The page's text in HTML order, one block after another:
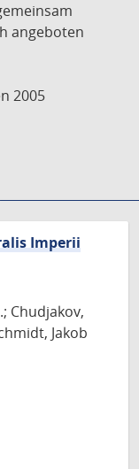
angeboten
2005
Imperii
Chudjakov,
Jakob